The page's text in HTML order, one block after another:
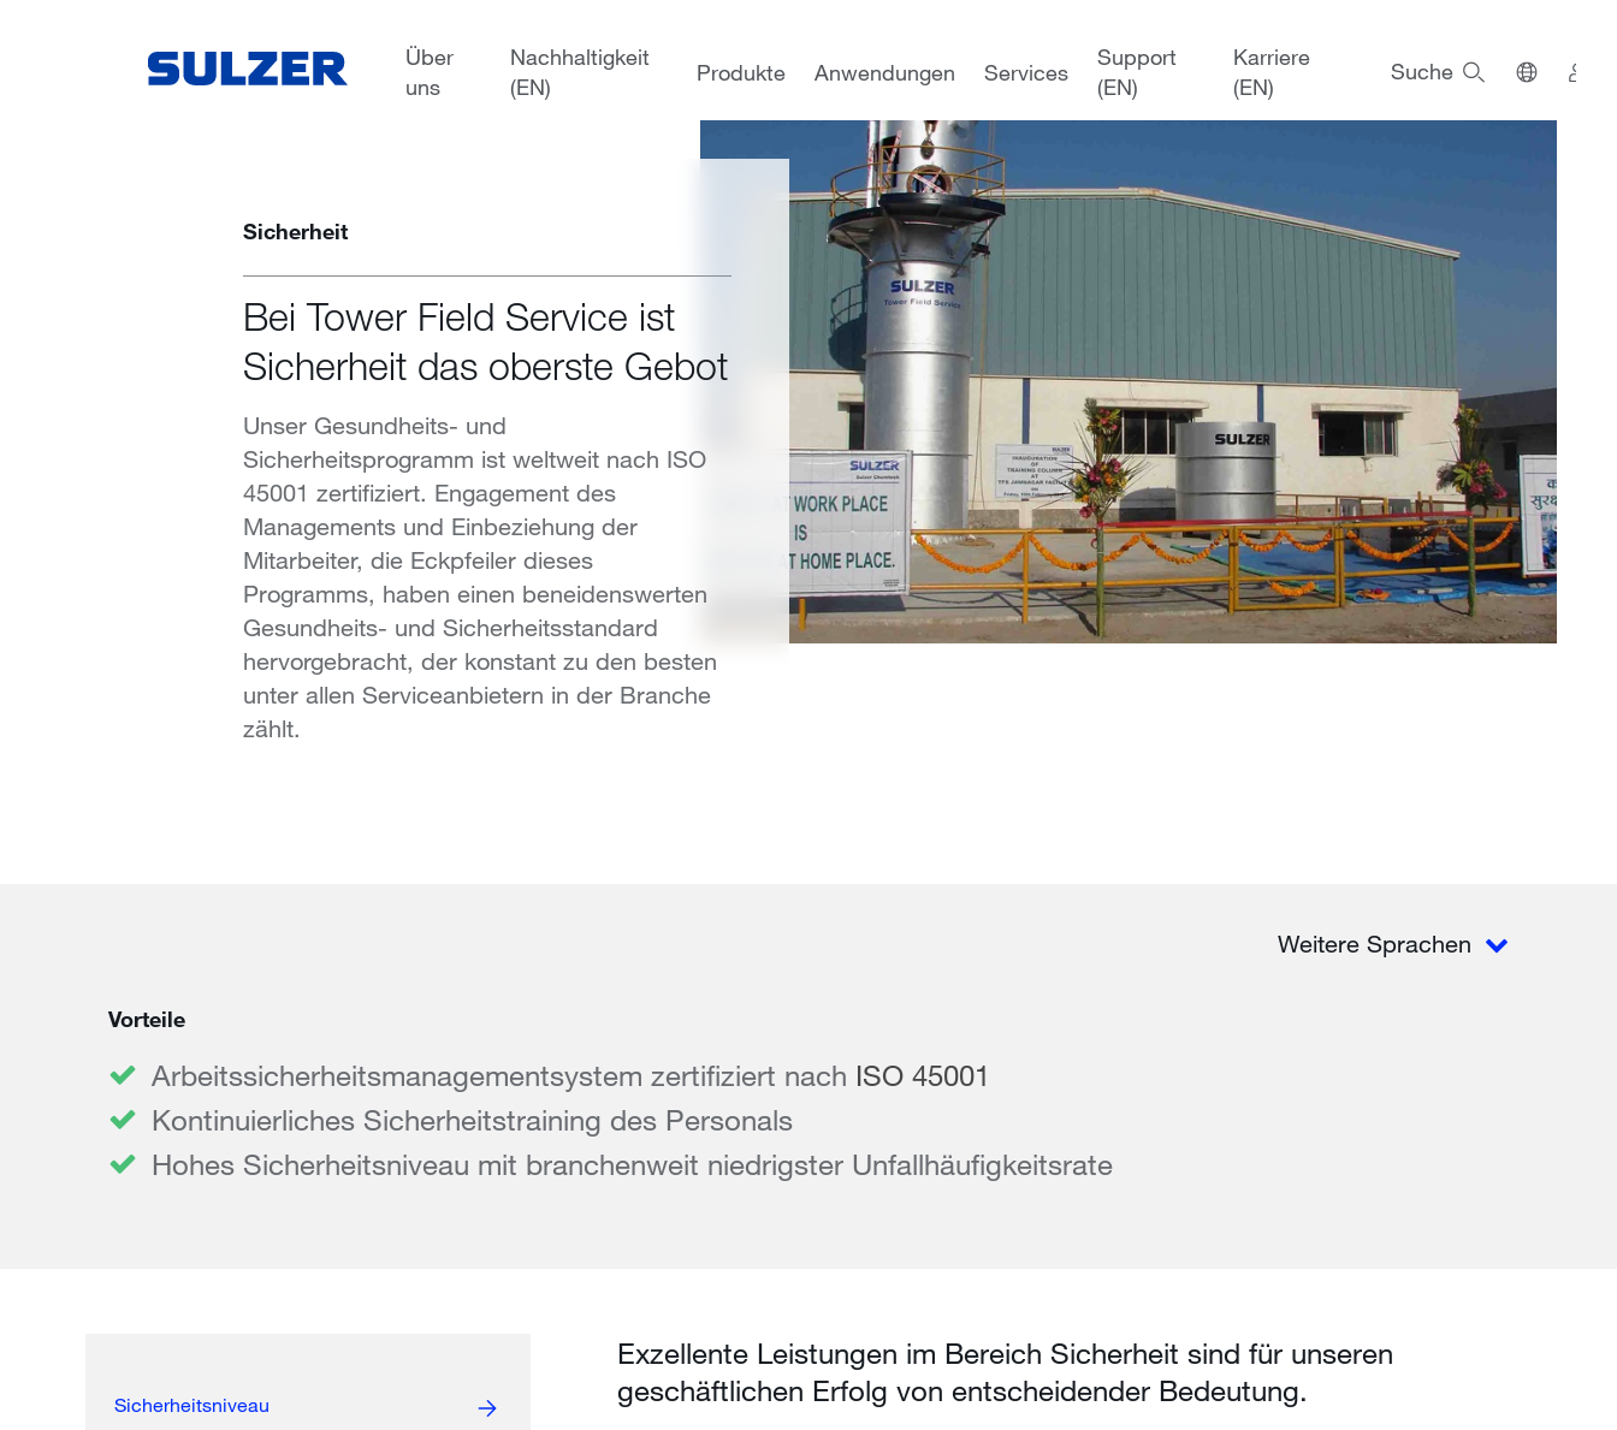
Über
uns
Nachhaltigkeit
(EN)
Produkte Anwendungen Services
Support
(EN)
Karriere
(EN)
Suche
Sicherheit
Bei Tower Field Service ist
Sicherheit das oberste Gebot
Unser Gesundheits- und
Sicherheitsprogramm ist weltweit nach ISO
45001 zertifiziert. Engagement des
Managements und Einbeziehung der
Mitarbeiter, die Eckpfeiler dieses
Programms, haben einen beneidenswerten
Gesundheits- und Sicherheitsstandard
hervorgebracht, der konstant zu den besten
unter allen Serviceanbietern in der Branche
zählt.
Weitere Sprachen
Vorteile
Arbeitssicherheitsmanagementsystem zertifiziert nach ISO 45001
Kontinuierliches Sicherheitstraining des Personals
Hohes Sicherheitsniveau mit branchenweit niedrigster Unfallhäufigkeitsrate
Sicherheitsniveau
Exzellente Leistungen im Bereich Sicherheit sind für unseren
geschäftlichen Erfolg von entscheidender Bedeutung.